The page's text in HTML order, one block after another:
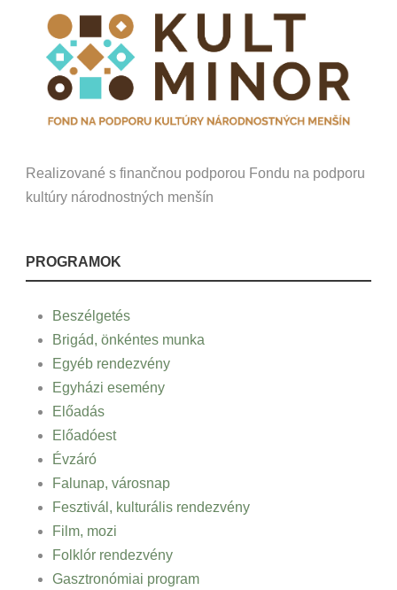
Realizované s finančnou podporou Fondu na podporu
kultúry národnostných menšín
PROGRAMOK
Beszélgetés
Brigád, önkéntes munka
Egyéb rendezvény
Egyházi esemény
Előadás
Előadóest
Évzáró
Falunap, városnap
Fesztivál, kulturális rendezvény
Film, mozi
Folklór rendezvény
Gasztronómiai program